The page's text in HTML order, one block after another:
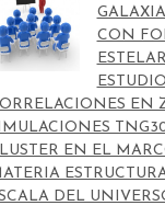
CON
EN
EN EL
DEL